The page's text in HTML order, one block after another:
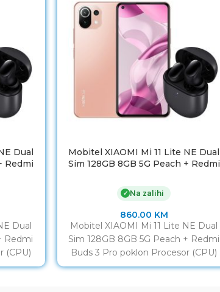
Dual
Redmi
Dual
Redmi
(CPU)
Mobitel XIAOMI Mi 11 Lite NE Dual
Sim 128GB 8GB 5G Peach + Redmi
✓ Na zalihi
860.00 KM
Mobitel XIAOMI Mi 11 Lite NE Dual
Sim 128GB 8GB 5G Peach + Redmi
Buds 3 Pro poklon Procesor (CPU)